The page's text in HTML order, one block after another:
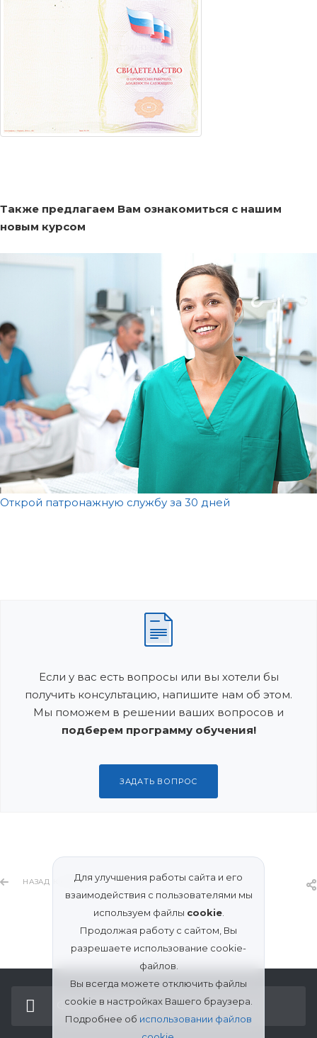
Также предлагаем Вам ознакомиться с нашим
новым курсом
Открой патронажную службу за 30 дней
Если у вас есть вопросы или вы хотели бы
получить консультацию, напишите нам об этом.
Мы поможем в решении ваших вопросов и
подберем программу обучения!
ЗАДАТЬ ВОПРОС
НАЗАД К СПИСКУ
ФРАНШИЗА
Для улучшения работы сайта и его
взаимодействия с пользователями мы
используем файлы cookie.
Продолжая работу с сайтом, Вы
разрешаете использование cookie-
файлов.
Вы всегда можете отключить файлы
cookie в настройках Вашего браузера.
Подробнее об использовании файлов